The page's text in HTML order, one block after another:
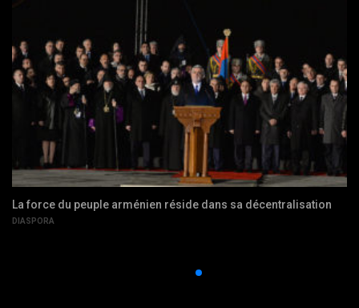
La force du peuple arménien réside dans sa décentralisation
DIASPORA